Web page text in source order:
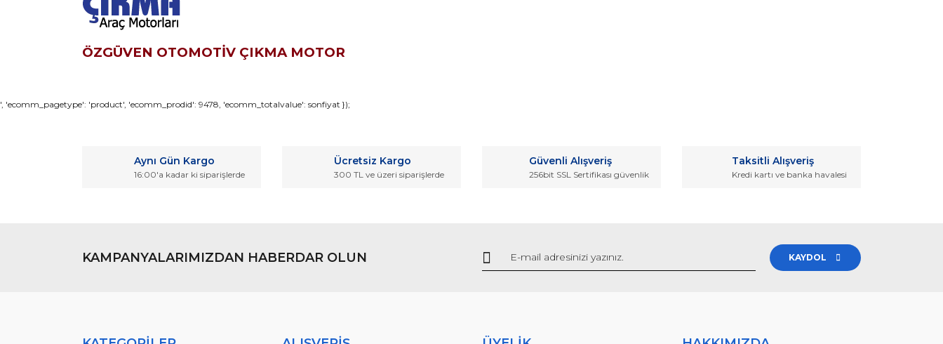
ÖZGÜVEN OTOMOTİV ÇIKMA MOTOR
Bu ürünün fiyat bilgisi, resim, ürün açıklamalarında ve diğer konularda yetersiz gördüğünüz noktaları öneri formunu kullanarak tarafımıza iletebilirsiniz.
Ürün açıklamasında eksik bilgiler bulunuyor.
', 'ecomm_pagetype': 'product', 'ecomm_prodid': 9478, 'ecomm_totalvalue': sonfiyat });
Aynı Gün Kargo
16:00'a kadar ki siparişlerde
Ücretsiz Kargo
300 TL ve üzeri siparişlerde
Güvenli Alışveriş
256bit SSL Sertifikası güvenlik
Taksitli Alışveriş
Kredi kartı ve banka havalesi
KAMPANYALARIMIZDAN HABERDAR OLUN KAYDOL